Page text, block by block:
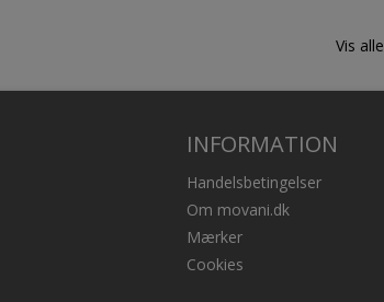
Vis alle
INFORMATION
Handelsbetingelser
Om movani.dk
Mærker
Cookies